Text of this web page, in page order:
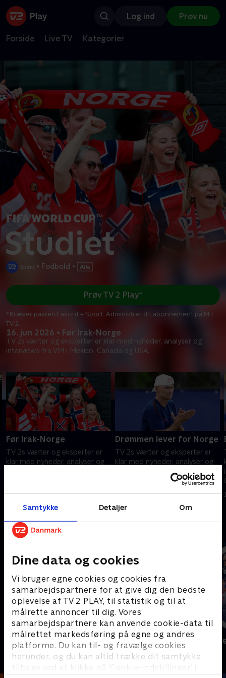
Samtykke Detaljer Om
Dine data og cookies
Vi bruger egne cookies og cookies fra
samarbejdspartnere for at give dig den bedste
oplevelse af TV 2 PLAY, til statistik og til at
målrette annoncer til dig. Vores
samarbejdspartnere kan anvende cookie-data til
målrettet markedsføring på egne og andres
platforme. Du kan til- og fravælge cookies
herunder, og du kan altid trække dit samtykke
tilbage ved at klikke på ’Cookie-indstillinger’ i
Log ind Prøv nu
Forside Live TV Kategorier
• Fodbold •
16. jun 2026 • Før Irak-Norge
TV 2s værter og eksperter er klar med nyheder, analyser og
interviews fra VM i Mexico, Canada og USA.
Prøv TV 2 Play*
*Kræver pakken Favorit + Sport. Administrer dit abonnement på Mit
TV 2.
Før Irak-Norge
TV 2s værter og eksperter er
klar med nyheder, analyser og
16. juni 2026 • 45 min
Drømmen lever for Norge
TV 2s værter og eksperter er
klar med nyheder, analyser og
interviews fra VM i Mexico,
16. juni 2026 • 20 min
Andre så også
Sport Fokus
Sport Sport